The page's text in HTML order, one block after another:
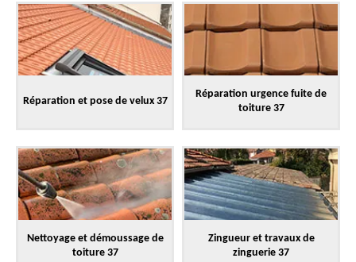
Réparation et pose de velux 37
Réparation urgence fuite de
toiture 37
Nettoyage et démoussage de
toiture 37
Zingueur et travaux de
zinguerie 37